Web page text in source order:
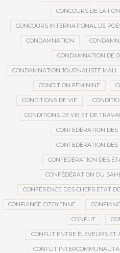
CONCOURS DE LA
CONCOURS INTERNATIONAL DE
CONDAMNATION
CONDAMNATION DE
CONDAMNATION JOURNALISTE MALI
CONDITION FÉMININE
CONDITIONS DE VIE
CONDITIONS DE VIE ET DE
CONFÉDÉRATION
CONFÉDÉRATION
CONFÉDÉRATION DES
CONFÉDÉRATION DU
CONFÉRENCE DES CHEFS ETAT
CONFIANCE CITOYENNE
CONFLIT
CONFLIT ENTRE ÉLEVEURS ET
CONFLIT